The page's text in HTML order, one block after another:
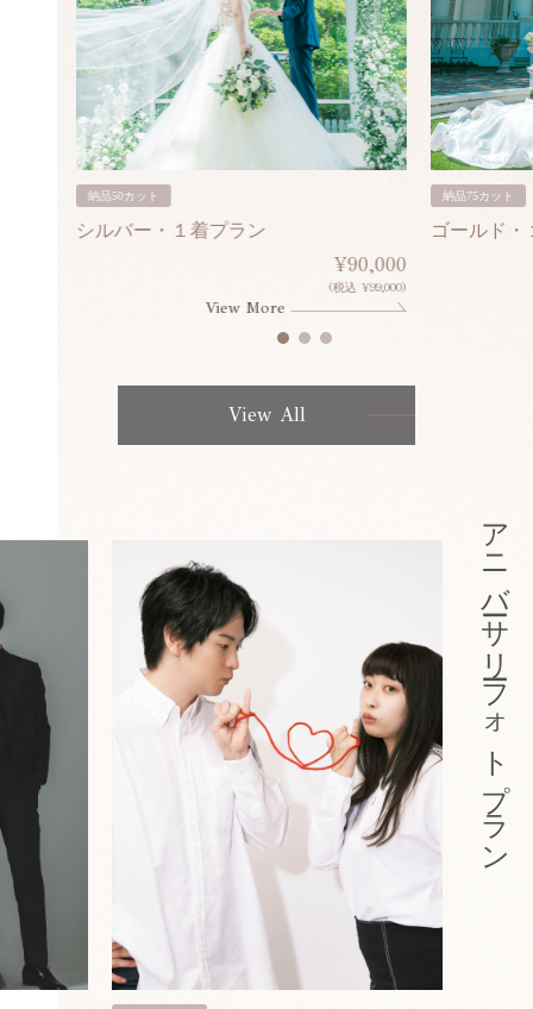
納品50カット
シルバー・１着プラン
¥90,000
(税込 ¥99,000)
View More
納品75カット
ゴールド・
View All
アニバーサリーフォトプラン